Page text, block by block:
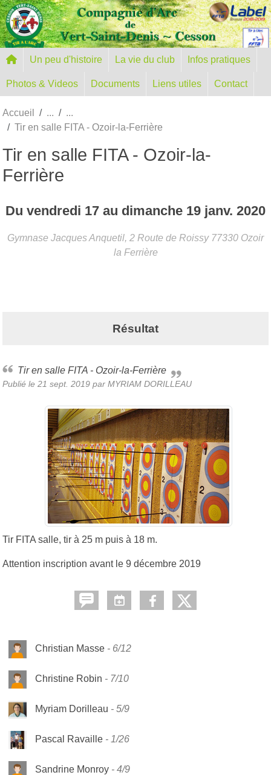
Un peu d'histoire La vie du club Infos pratiques
Photos & Videos Documents Liens utiles Contact
Accueil
Tir en salle FITA - Ozoir-la-Ferrière
Tir en salle FITA - Ozoir-la-
Ferrière
Du vendredi 17 au dimanche 19 janv. 2020
Gymnase Jacques Anquetil, 2 Route de Roissy 77330 Ozoir
la Ferrière
Résultat
Tir en salle FITA - Ozoir-la-Ferrière
Publié le 21 sept. 2019 par MYRIAM DORILLEAU
Tir FITA salle, tir à 25 m puis à 18 m.
Attention inscription avant le 9 décembre 2019
Christian Masse 6/12
Christine Robin 7/10
Myriam Dorilleau 5/9
Pascal Ravaille 1/26
Sandrine Monroy 4/9
Panneau de gestion des cookies